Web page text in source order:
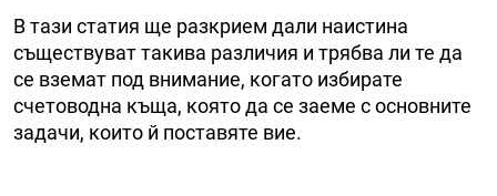
В тази статия ще разкрием дали наистина
съществуват такива различия и трябва ли те да
се вземат под внимание, когато избирате
счетоводна къща, която да се заеме с основните
задачи, които й поставяте вие.